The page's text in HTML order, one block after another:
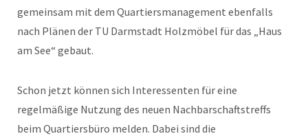
gemeinsam mit dem Quartiersmanagement ebenfalls
nach Plänen der TU Darmstadt Holzmöbel für das „Haus
am See“ gebaut.
Schon jetzt können sich Interessenten für eine
regelmäßige Nutzung des neuen Nachbarschaftstreffs
beim Quartiersbüro melden. Dabei sind die